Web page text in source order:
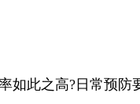
此之高?日常预防